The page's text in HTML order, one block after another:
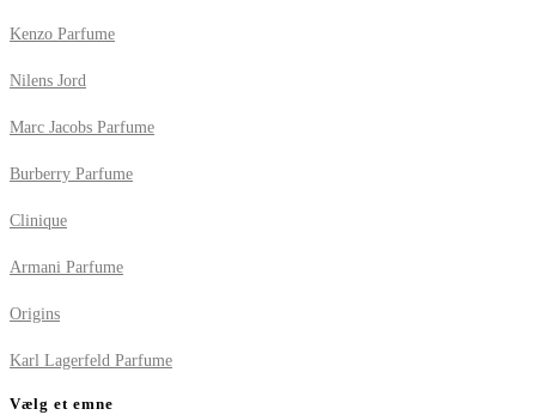
Kenzo Parfume
Nilens Jord
Marc Jacobs Parfume
Burberry Parfume
Clinique
Armani Parfume
Origins
Karl Lagerfeld Parfume
Vælg et emne